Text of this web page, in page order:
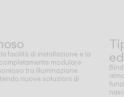
facilità di installazione e la
modulare
tra illuminazione
nuove soluzioni di